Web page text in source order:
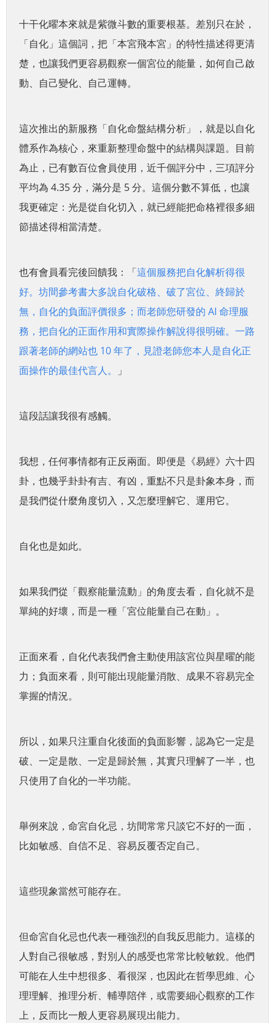
十干化曜本來就是紫微斗數的重要根基。差別只在於，
「自化」這個詞，把「本宮飛本宮」的特性描述得更清
楚，也讓我們更容易觀察一個宮位的能量，如何自己啟
動、自己變化、自己運轉。
這次推出的新服務「自化命盤結構分析」，就是以自化
體系作為核心，來重新整理命盤中的結構與課題。目前
為止，已有數百位會員使用，近千個評分中，三項評分
平均為 4.35 分，滿分是 5 分。這個分數不算低，也讓
我更確定：光是從自化切入，就已經能把命格裡很多細
節描述得相當清楚。
也有會員看完後回饋我：「這個服務把自化解析得很
好。坊間參考書大多說自化破格、破了宮位、終歸於
無，自化的負面評價很多；而老師您研發的 AI 命理服
務，把自化的正面作用和實際操作解說得很明確。一路
跟著老師的網站也 10 年了，見證老師您本人是自化正
面操作的最佳代言人。
」
這段話讓我很有感觸。
我想，任何事情都有正反兩面。即便是《易經》六十四
卦，也幾乎卦卦有吉、有凶，重點不只是卦象本身，而
是我們從什麼角度切入，又怎麼理解它、運用它。
自化也是如此。
如果我們從「觀察能量流動」的角度去看，自化就不是
單純的好壞，而是一種「宮位能量自己在動」。
正面來看，自化代表我們會主動使用該宮位與星曜的能
力；負面來看，則可能出現能量消散、成果不容易完全
掌握的情況。
所以，如果只注重自化後面的負面影響，認為它一定是
破、一定是散、一定是歸於無，其實只理解了一半，也
只使用了自化的一半功能。
舉例來說，命宮自化忌，坊間常常只談它不好的一面，
比如敏感、自信不足、容易反覆否定自己。
這些現象當然可能存在。
但命宮自化忌也代表一種強烈的自我反思能力。這樣的
人對自己很敏感，對別人的感受也常常比較敏銳。他們
可能在人生中想很多、看很深，也因此在哲學思維、心
理理解、推理分析、輔導陪伴，或需要細心觀察的工作
上，反而比一般人更容易展現出能力。